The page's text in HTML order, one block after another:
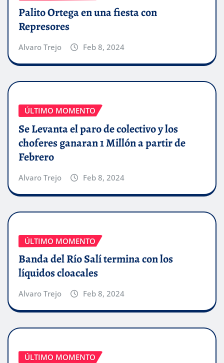
Palito Ortega en una fiesta con
Represores
Alvaro Trejo Feb 8, 2024
ÚLTIMO MOMENTO
Se Levanta el paro de colectivo y los
choferes ganaran 1 Millón a partir de
Febrero
Alvaro Trejo Feb 8, 2024
ÚLTIMO MOMENTO
Banda del Río Salí termina con los
líquidos cloacales
Alvaro Trejo Feb 8, 2024
ÚLTIMO MOMENTO